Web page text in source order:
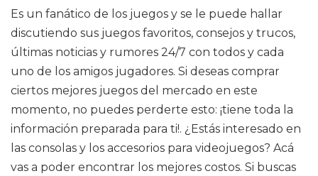
Es un fanático de los juegos y se le puede hallar
discutiendo sus juegos favoritos, consejos y trucos,
últimas noticias y rumores 24/7 con todos y cada
uno de los amigos jugadores. Si deseas comprar
ciertos mejores juegos del mercado en este
momento, no puedes perderte esto: ¡tiene toda la
información preparada para ti!. ¿Estás interesado en
las consolas y los accesorios para videojuegos? Acá
vas a poder encontrar los mejores costos. Si buscas